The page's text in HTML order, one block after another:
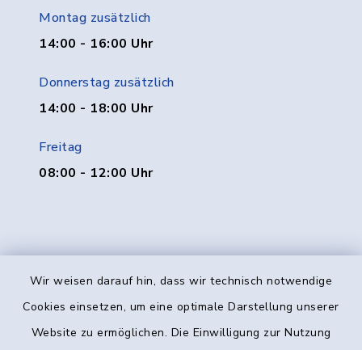
Wir weisen darauf hin, dass wir technisch notwendige
Cookies einsetzen, um eine optimale Darstellung unserer
Website zu ermöglichen. Die Einwilligung zur Nutzung
Montag zusätzlich
14:00 - 16:00 Uhr
Donnerstag zusätzlich
14:00 - 18:00 Uhr
Freitag
08:00 - 12:00 Uhr
Kontakt